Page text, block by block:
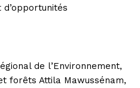
de l’Environnement,
forêts Attila Mawussénam,